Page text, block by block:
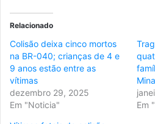
Relacionado
Colisão deixa cinco mortos
na BR-040; crianças de 4 e
9 anos estão entre as
vítimas
dezembro 29, 2025
Em "Noticia"
Em